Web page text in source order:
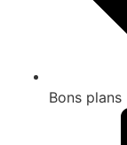
Bons plans